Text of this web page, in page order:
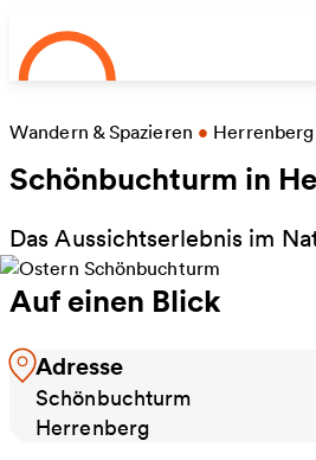
Zum Hauptinhalt springen
Wandern & Spazieren • Herrenberg
Schönbuchturm in
Das Aussichtserlebnis im
Auf einen Blick
Adresse
Schönbuchturm
Herrenberg